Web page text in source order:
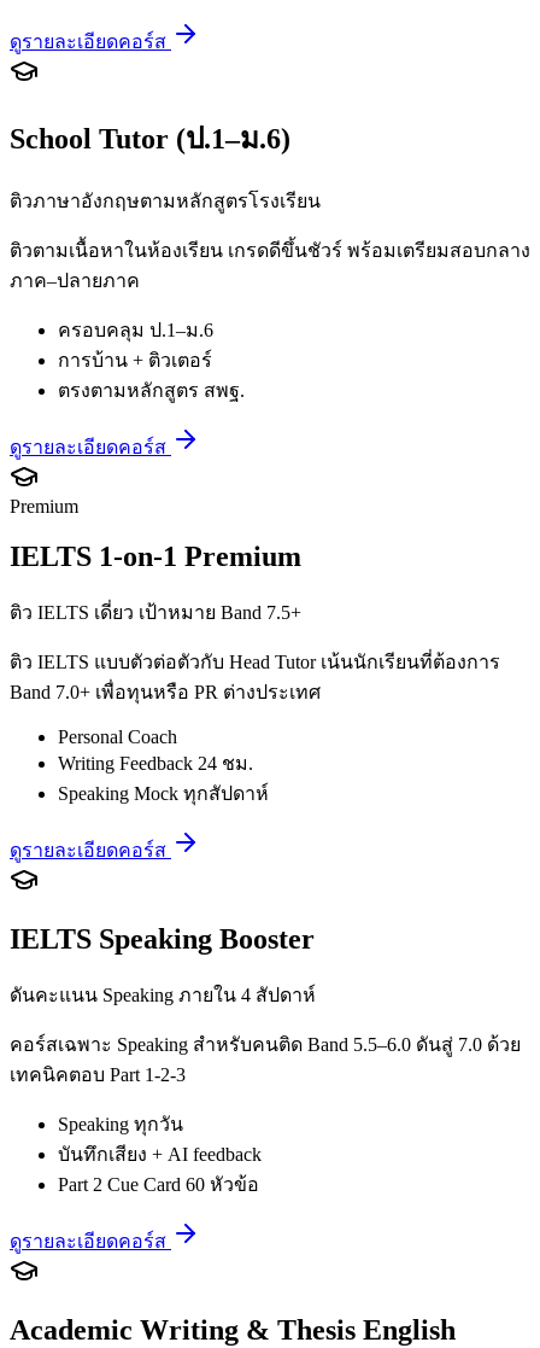
ดูรายละเอียดคอร์ส
School Tutor (ป.1–ม.6)
ติวภาษาอังกฤษตามหลักสูตรโรงเรียน
ติวตามเนื้อหาในห้องเรียน เกรดดีขึ้นชัวร์ พร้อมเตรียมสอบกลาง
ภาค–ปลายภาค
ครอบคลุม ป.1–ม.6
การบ้าน + ติวเตอร์
ตรงตามหลักสูตร สพฐ.
ดูรายละเอียดคอร์ส
Premium
IELTS 1-on-1 Premium
ติว IELTS เดี่ยว เป้าหมาย Band 7.5+
ติว IELTS แบบตัวต่อตัวกับ Head Tutor เน้นนักเรียนที่ต้องการ
Band 7.0+ เพื่อทุนหรือ PR ต่างประเทศ
Personal Coach
Writing Feedback 24 ชม.
Speaking Mock ทุกสัปดาห์
ดูรายละเอียดคอร์ส
IELTS Speaking Booster
ดันคะแนน Speaking ภายใน 4 สัปดาห์
คอร์สเฉพาะ Speaking สำหรับคนติด Band 5.5–6.0 ดันสู่ 7.0 ด้วย
เทคนิคตอบ Part 1-2-3
Speaking ทุกวัน
บันทึกเสียง + AI feedback
Part 2 Cue Card 60 หัวข้อ
ดูรายละเอียดคอร์ส
Academic Writing & Thesis English